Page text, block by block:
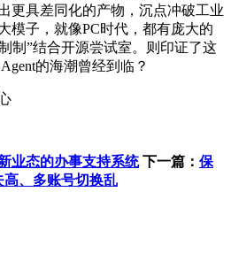
更具差同化的产物，沉点冲破工业
模子，就像PC时代，都有庞大的
制”结合开源尝试室。则印证了这
的海潮曾经到临？
业态的办事支持系统 下一篇： 保
、多账号切换乱